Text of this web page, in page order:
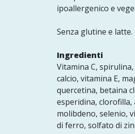
ipoallergenico e
Senza glutine e latte.
Ingredienti
Vitamina C,
calcio, vitamina E,
quercetina, betaina
esperidina, clorofilla,
molibdeno, selenio,
di ferro, solfato di